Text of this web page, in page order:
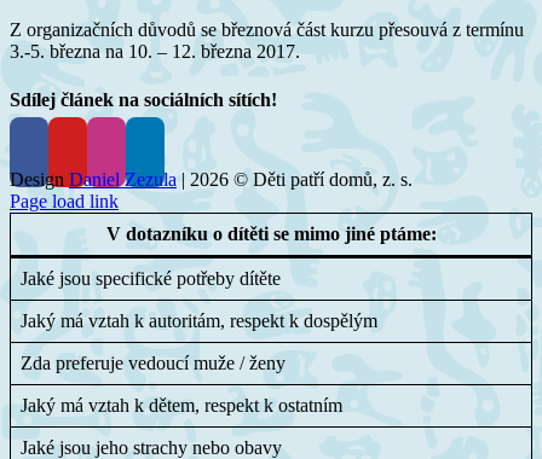
Z organizačních důvodů se březnová část kurzu přesouvá z termínu
3.-5. března na 10. – 12. března 2017.
Sdílej článek na sociálních sítích!
Design Daniel Zezula | 2026 © Děti patří domů, z. s.
Page load link
V dotazníku o dítěti se mimo jiné ptáme:
Jaké jsou specifické potřeby dítěte
Jaký má vztah k autoritám, respekt k dospělým
Zda preferuje vedoucí muže / ženy
Jaký má vztah k dětem, respekt k ostatním
Jaké jsou jeho strachy nebo obavy